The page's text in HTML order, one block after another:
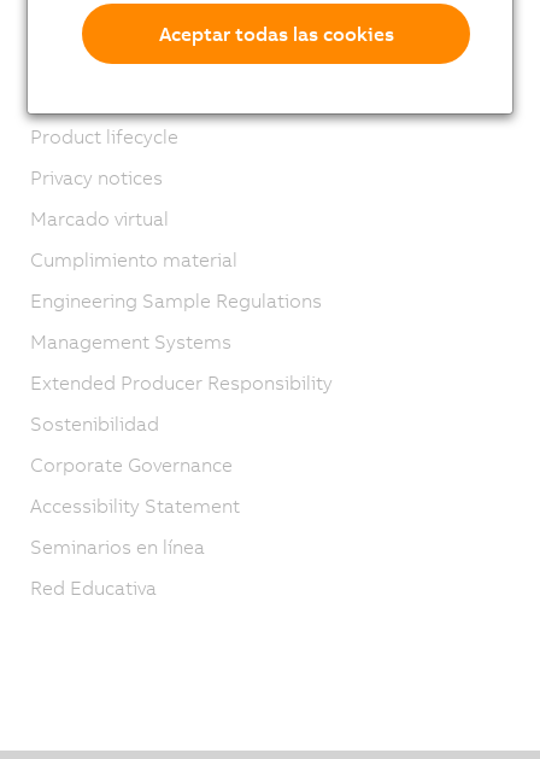
Contacto
Imprint
Product lifecycle
Privacy notices
Marcado virtual
Cumplimiento material
Engineering Sample Regulations
Management Systems
Extended Producer Responsibility
Sostenibilidad
Corporate Governance
Accessibility Statement
Seminarios en línea
Red Educativa
Aceptar todas las cookies